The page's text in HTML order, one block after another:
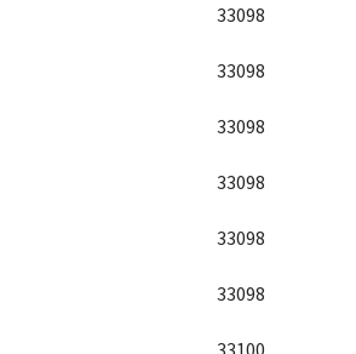
33098
33098
33098
33098
33098
33098
33100